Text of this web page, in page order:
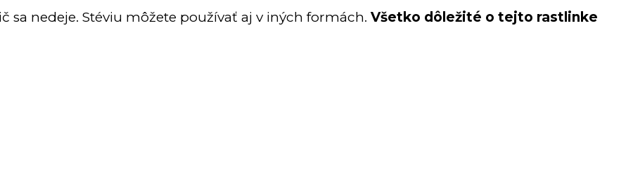
sa nedeje. Stéviu môžete používať aj v iných formách. Všetko dôležité o tejto rastlinke